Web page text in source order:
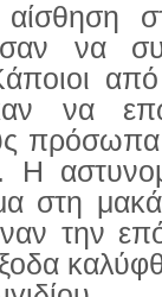
να
να
πρόσωπα
Η
στη
την